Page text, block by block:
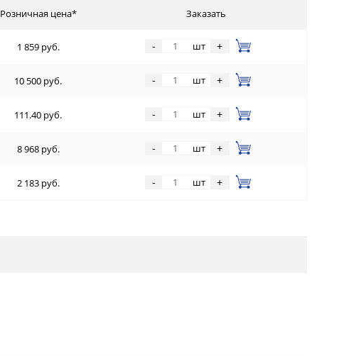
Розничная цена* Заказать
1 859 руб. - шт +
10 500 руб. - шт +
111.40 руб. - шт +
8 968 руб. - шт +
2 183 руб. - шт +